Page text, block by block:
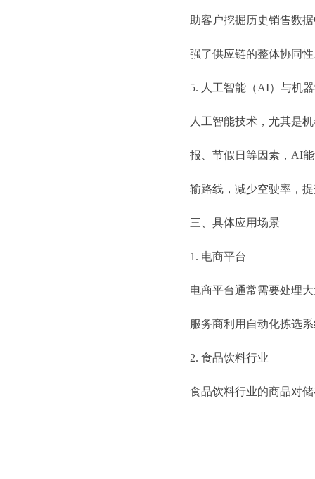
助客户挖掘历史销售数
强了供应链的整体协同
5. 人工智能（AI）与机
人工智能技术，尤其是
报、节假日等因素，AI
输路线，减少空驶率，
三、具体应用场景
1. 电商平台
电商平台通常需要处理
服务商利用自动化拣选
2. 食品饮料行业
食品饮料行业的商品对